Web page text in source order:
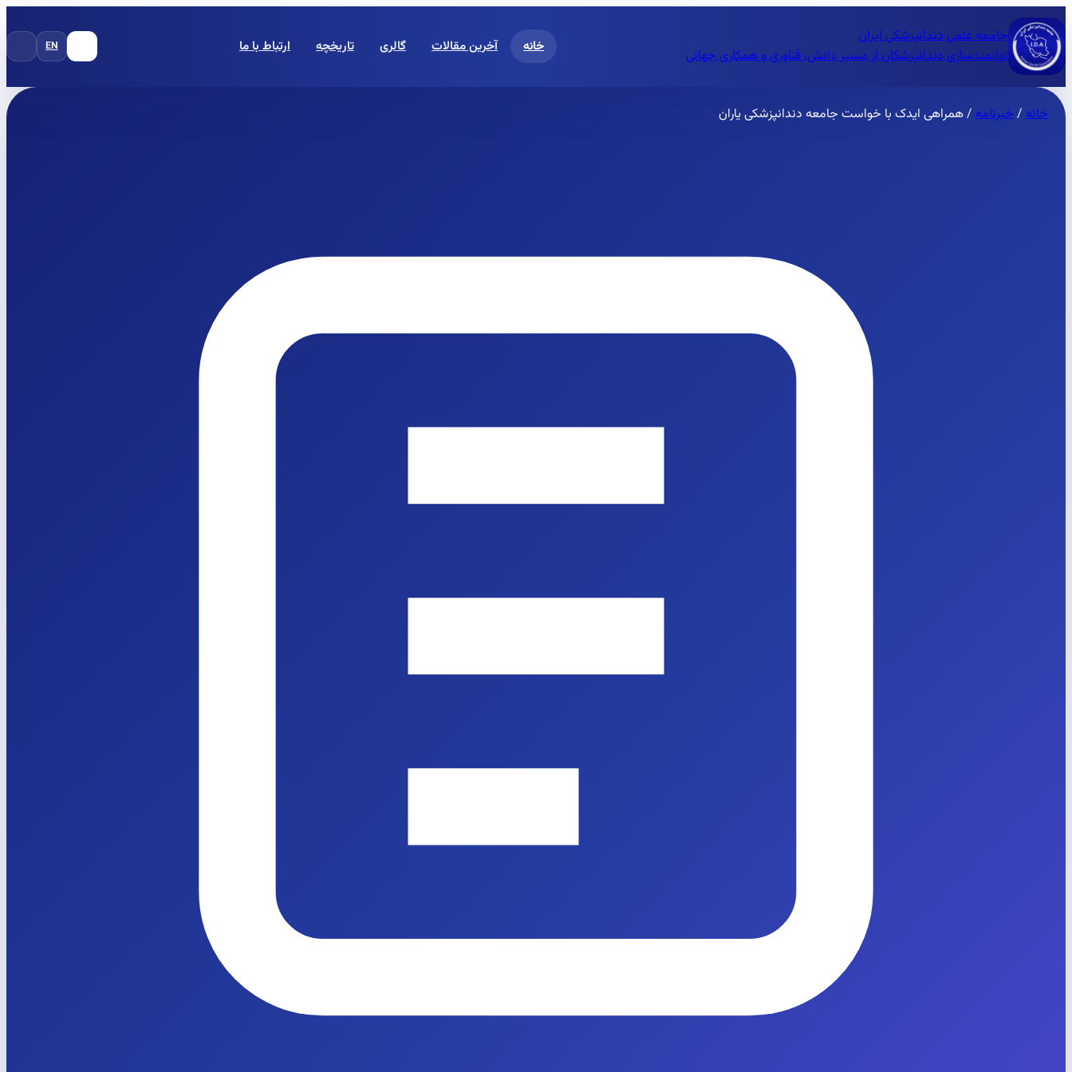
جامعه علمی دندانپزشکی ایران
توانمندسازی دندانپزشکان از مسیر دانش، فناوری و همکاری جهانی
خانه آخرین مقالات گالری تاریخچه ارتباط با ما EN
خانه/خبرنامه/همراهی ایدک با خواست جامعه دندانپزشکی یاران